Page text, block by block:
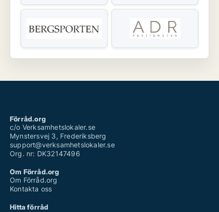
Förråd.org
c/o Verksamhetslokaler.se
Mynstersvej 3, Frederiksberg
support@verksamhetslokaler.se
Org. nr: DK32147496
Om Förråd.org
Om Förråd.org
Kontakta oss
Hitta förråd